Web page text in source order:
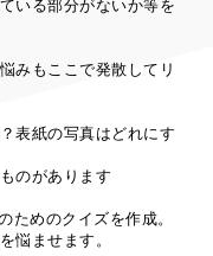
いる部分がないか等を
みもここで発散してリ
表紙の写真はどれにす
のがあります
ためのクイズを作成。
悩ませます。